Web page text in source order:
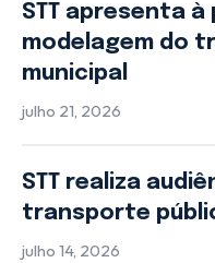
STT apresenta
modelagem do
municipal
julho 21, 2026
STT realiza
transporte
julho 14, 2026